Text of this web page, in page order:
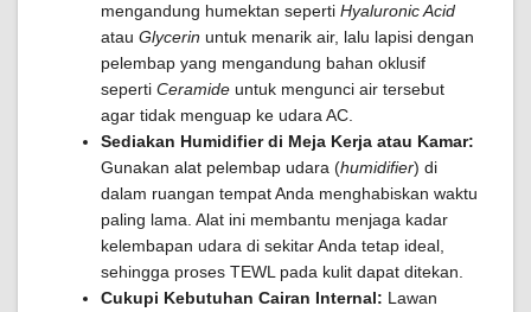
mengandung humektan seperti Hyaluronic Acid
atau Glycerin untuk menarik air, lalu lapisi dengan
pelembap yang mengandung bahan oklusif
seperti Ceramide untuk mengunci air tersebut
agar tidak menguap ke udara AC.
Sediakan Humidifier di Meja Kerja atau Kamar:
Gunakan alat pelembap udara (humidifier) di
dalam ruangan tempat Anda menghabiskan waktu
paling lama. Alat ini membantu menjaga kadar
kelembapan udara di sekitar Anda tetap ideal,
sehingga proses TEWL pada kulit dapat ditekan.
Cukupi Kebutuhan Cairan Internal: Lawan